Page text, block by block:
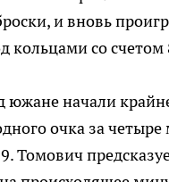
и вновь
кольцами со счетом
южане начали
очка за
Томович